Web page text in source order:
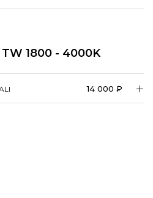
1800 - 4000K
14 000 ₽